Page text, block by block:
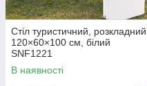
Стіл туристичний, розкладний
120×60×100 см, білий
SNF1221
В наявності